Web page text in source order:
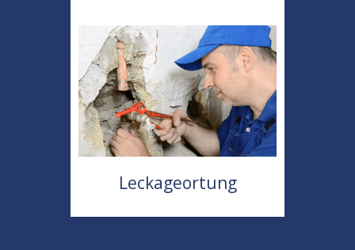
Leckageortung